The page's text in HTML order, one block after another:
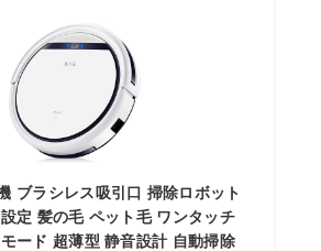
ブラシレス吸引口 掃除ロボット
定 髪の毛 ペット毛 ワンタッチ
ード 超薄型 静音設計 自動掃除